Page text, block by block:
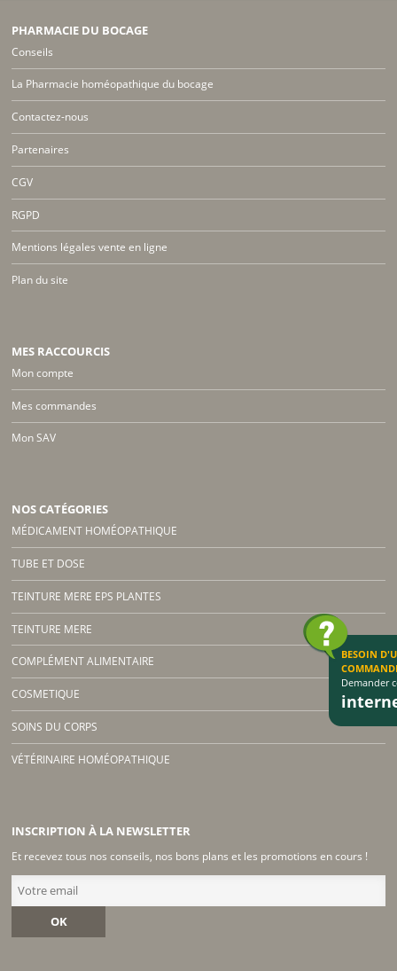
PHARMACIE DU BOCAGE
Conseils
La Pharmacie homéopathique du bocage
Contactez-nous
Partenaires
CGV
RGPD
Mentions légales vente en ligne
Plan du site
MES RACCOURCIS
Mon compte
Mes commandes
Mon SAV
NOS CATÉGORIES
MÉDICAMENT HOMÉOPATHIQUE
TUBE ET DOSE
TEINTURE MERE EPS PLANTES
TEINTURE MERE
COMPLÉMENT ALIMENTAIRE
COSMETIQUE
SOINS DU CORPS
VÉTÉRINAIRE HOMÉOPATHIQUE
INSCRIPTION À LA NEWSLETTER
Et recevez tous nos conseils, nos bons plans et les promotions en cours !
OK
BESOIN
Demander